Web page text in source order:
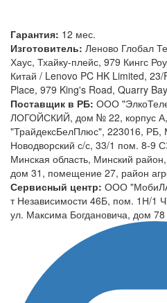
Гарантия: 12 мес.
Изготовитель: Леново Глобал
Хаус, Тхайку-плейс, 979 Кингс
Китай / Lenovo PC HK Limited,
Place, 979 King's Road, Quarry
Поставщик в РБ: ООО
ЛОГОЙСКИЙ, дом № 22, корпус
"ТрайдексБелПлюс", 223016, РБ,
Новодворский с/с, 33/1 пом. 8-9
Минская область, Минский
дом 31, помещение 27, район
Сервисный центр: ООО
т Независимости 46Б, пом. 1Н/1
ул. Максима Богдановича, дом 78